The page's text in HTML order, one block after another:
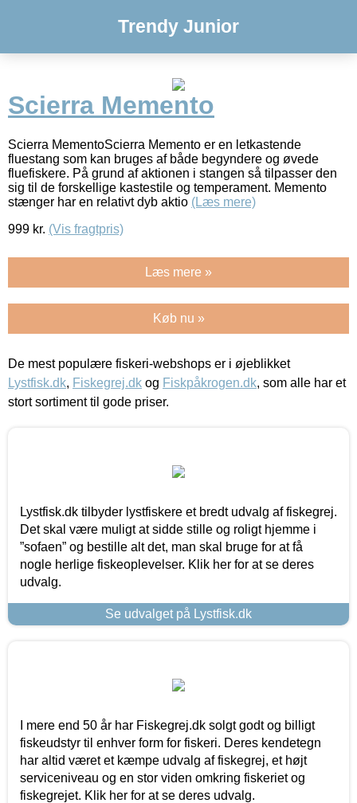
Trendy Junior
Scierra Memento
Scierra MementoScierra Memento er en letkastende
fluestang som kan bruges af både begyndere og øvede
fluefiskere. På grund af aktionen i stangen så tilpasser den
sig til de forskellige kastestile og temperament. Memento
stænger har en relativt dyb aktio (Læs mere)
999 kr. (Vis fragtpris)
Læs mere »
Køb nu »
De mest populære fiskeri-webshops er i øjeblikket
Lystfisk.dk, Fiskegrej.dk og Fiskpåkrogen.dk, som alle har et
stort sortiment til gode priser.
Lystfisk.dk tilbyder lystfiskere et bredt udvalg af fiskegrej.
Det skal være muligt at sidde stille og roligt hjemme i
”sofaen” og bestille alt det, man skal bruge for at få
nogle herlige fiskeoplevelser. Klik her for at se deres
udvalg.
Se udvalget på Lystfisk.dk
I mere end 50 år har Fiskegrej.dk solgt godt og billigt
fiskeudstyr til enhver form for fiskeri. Deres kendetegn
har altid været et kæmpe udvalg af fiskegrej, et højt
serviceniveau og en stor viden omkring fiskeriet og
fiskegrejet. Klik her for at se deres udvalg.